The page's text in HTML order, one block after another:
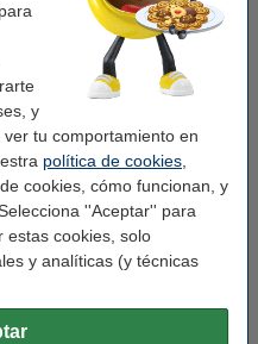
y
tu comportamiento en
política de cookies
cookies, cómo funcionan, y
''Aceptar'' para
estas cookies, solo
y analíticas (y técnicas
x 60 mm